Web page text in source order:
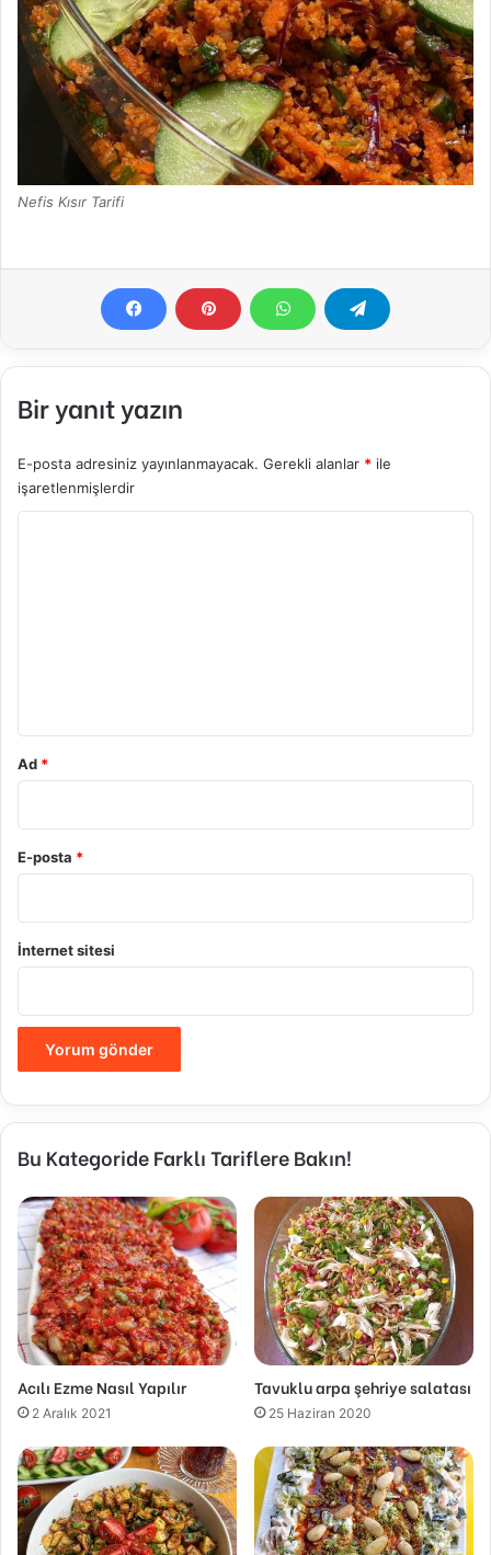
Nefis Kısır Tarifi
Bir yanıt yazın
E-posta adresiniz yayınlanmayacak. Gerekli alanlar * ile
işaretlenmişlerdir
Ad *
E-posta *
İnternet sitesi
Bu Kategoride Farklı Tariflere Bakın!
Acılı Ezme Nasıl Yapılır
2 Aralık 2021
Tavuklu arpa şehriye salatası
25 Haziran 2020